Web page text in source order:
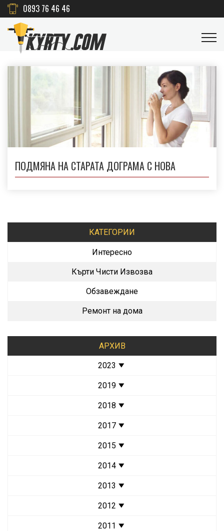
0893 76 46 46
КАТЕГОРИИ
Интересно
Кърти Чисти Извозва
Обзавеждане
Ремонт на дома
АРХИВ
2023
2019
2018
2017
2015
2014
2013
2012
2011
ПОДМЯНА НА СТАРАТА ДОГРАМА С НОВА